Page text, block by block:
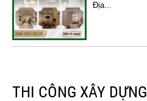
Địa...
THI CÔNG XÂY DỰNG